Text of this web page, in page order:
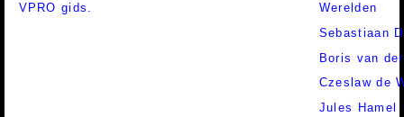
VPRO gids.
Werelden
Sebastiaan
Boris van
Czeslaw de
Jules Hamel